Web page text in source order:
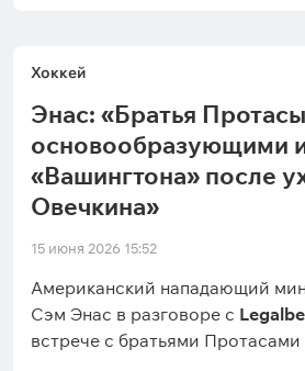
Хоккей
Энас: «Братья
основообразующими
«Вашингтона» после
Овечкина»
15 июня 2026 15:52
Американский нападающий
Сэм Энас в разговоре с
встрече с братьями